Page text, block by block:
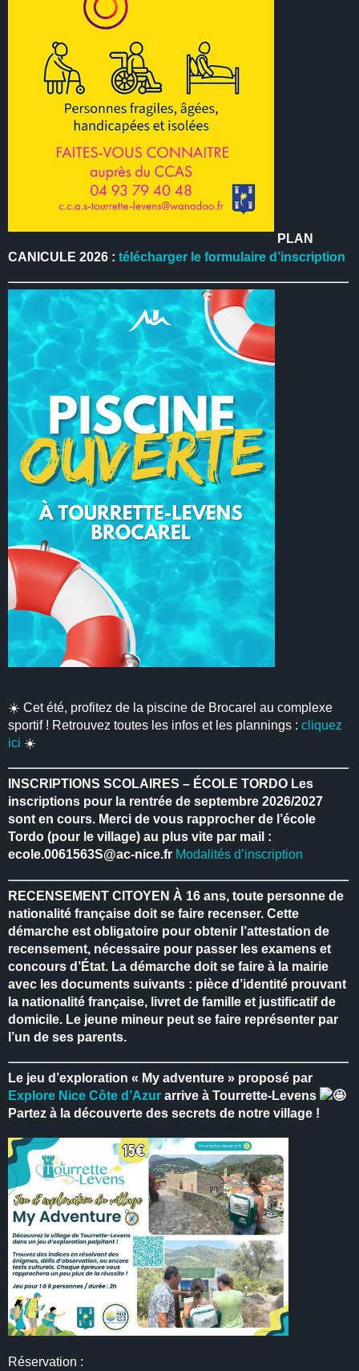
PLAN
CANICULE 2026 :télécharger le formulaire d’inscription
☀️ Cet été, profitez de la piscine de Brocarel au complexe
sportif ! Retrouvez toutes les infos et les plannings :cliquez
ici ☀️
INSCRIPTIONS SCOLAIRES – ÉCOLE TORDO Les
inscriptions pour la rentrée de septembre 2026/2027
sont en cours. Merci de vous rapprocher de l’école
Tordo (pour le village) au plus vite par mail :
ecole.0061563S@ac-nice.fr Modalités d’inscription
RECENSEMENT CITOYEN À 16 ans, toute personne de
nationalité française doit se faire recenser. Cette
démarche est obligatoire pour obtenir l’attestation de
recensement, nécessaire pour passer les examens et
concours d’État. La démarche doit se faire à la mairie
avec les documents suivants : pièce d’identité prouvant
la nationalité française, livret de famille et justificatif de
domicile. Le jeune mineur peut se faire représenter par
l’un de ses parents.
Le jeu d’exploration « My adventure » proposé par
Explore Nice Côte d’Azur arrive à Tourrette-Levens
Partez à la découverte des secrets de notre village !
Réservation :